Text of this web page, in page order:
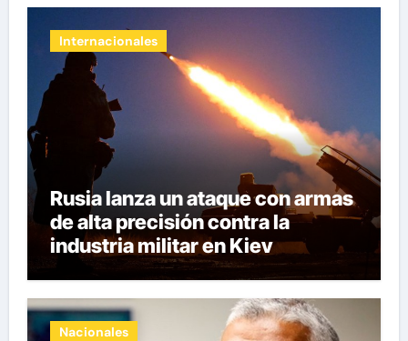
Internacionales
Rusia lanza un ataque con armas
de alta precisión contra la
industria militar en Kiev
Nacionales